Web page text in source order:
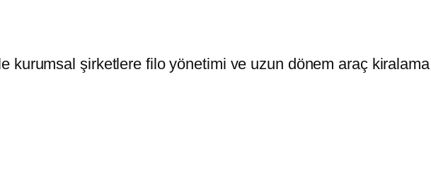
kurumsal şirketlere filo yönetimi ve uzun dönem araç